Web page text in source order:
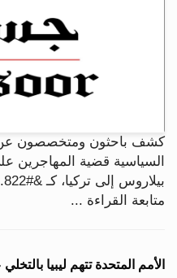
كشف باحثون ومتخصصون عن
السياسية قضية المهاجرين
بيلاروس إلى تركيا، كـ &#822...
متابعة القراءة ...
الأمم المتحدة تتهم ليبيا